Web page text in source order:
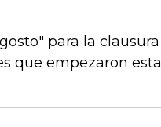
para la clausura
que empezaron esta